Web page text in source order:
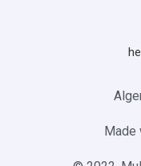
Made